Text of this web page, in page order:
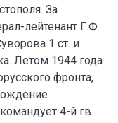
За
лейтенант Г.Ф.
1 ст. и
Летом 1944 года
фронта,
4-й гв.